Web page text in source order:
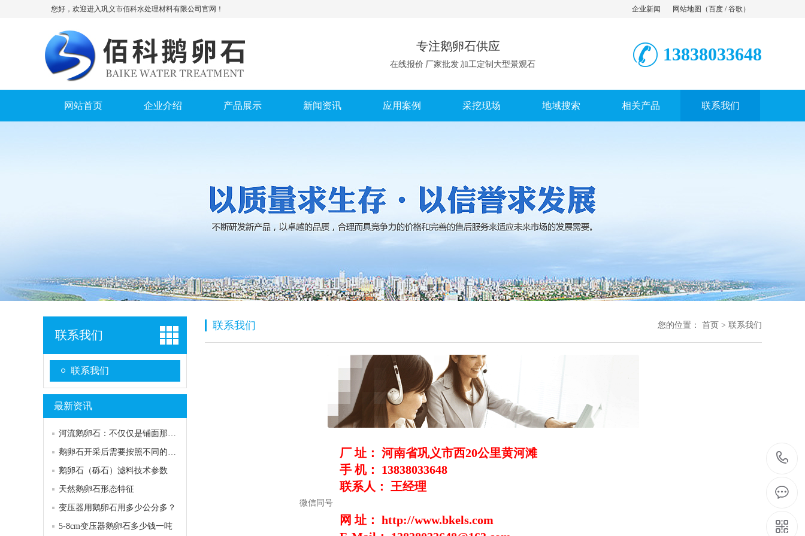
您好，欢迎进入巩义市佰科水处理材料有限公司官网！ 企业新闻 网站地图 （百度 /谷歌 ）
专注鹅卵石供应
在线报价 厂家批发 加工定制大型景观石
13838033648
网站首页 企业介绍 产品展示 新闻资讯 应用案例 采挖现场 地域搜索 相关产品 联系我们
联系我们
联系我们
最新资讯
河流鹅卵石：不仅仅是铺面那么简单，美观与实…
鹅卵石开采后需要按照不同的规格和标准进行加…
鹅卵石（砾石）滤料技术参数
天然鹅卵石形态特征
变压器用鹅卵石用多少公分多？
5-8cm变压器鹅卵石多少钱一吨
联系我们 您的位置： 首页 > 联系我们
厂 址： 河南省巩义市西20公里黄河滩
手 机：
13838033648
联系人：
王经理
微信同号
网 址： http://www.bkels.com